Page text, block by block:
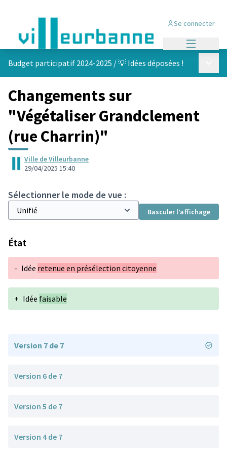
Se connecter
Budget participatif 2024-2025 /💡 Idées déposées !
Changements sur
"Végétaliser Grandclement
(rue Charrin)"
Ville de Villeurbanne
29/04/2025 15:40
Sélectionner le mode de vue :
Basculer l’affichage
État
- Idée retenue en présélection citoyenne
+ Idée faisable
Version 7 de 7
Version 6 de 7
Version 5 de 7
Version 4 de 7